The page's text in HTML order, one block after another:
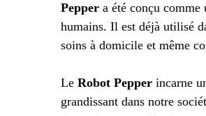
Pepper a été conçu
humains. Il est déjà utilisé
soins à domicile et même
Le Robot Pepper incarne
grandissant dans notre